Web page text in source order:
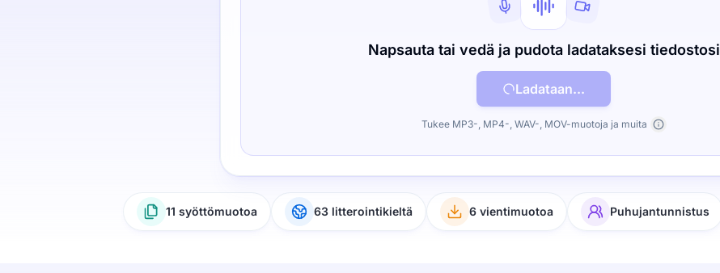
Napsauta tai vedä ja pudota ladataksesi tiedostosi
Ladataan...
Tukee MP3-, MP4-, WAV-, MOV-muotoja ja muita
11 syöttömuotoa 63 litterointikieltä 6 vientimuotoa Puhujantunnistus